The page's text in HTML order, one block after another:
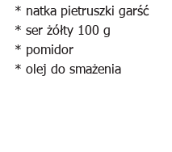
* natka pietruszki garść
* ser żółty 100 g
* pomidor
* olej do smażenia